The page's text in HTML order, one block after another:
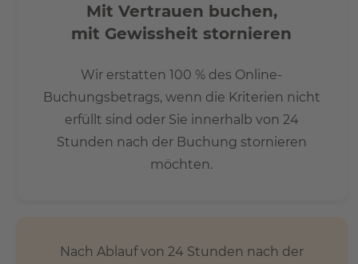
Mit Vertrauen buchen,
mit Gewissheit stornieren
Wir erstatten 100 % des Online-
Buchungsbetrags, wenn die Kriterien nicht
erfüllt sind oder Sie innerhalb von 24
Stunden nach der Buchung stornieren
möchten.
Nach Ablauf von 24 Stunden nach der